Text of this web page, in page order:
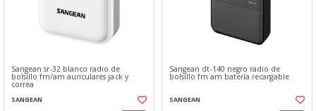
Sangean sr-32 blanco radio de
bolsillo fm/am auriculares jack y
correa
SANGEAN
Sangean dt-140 negro radio de
bolsillo fm am batería recargable
SANGEAN